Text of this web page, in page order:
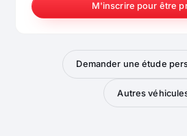
M'inscrire pour être
Demander une étude
Autres